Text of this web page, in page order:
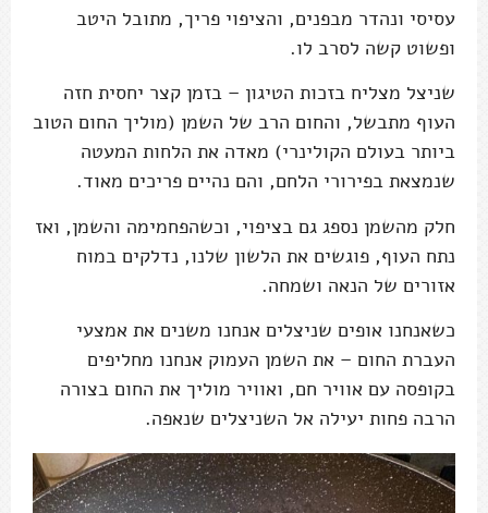
עסיסי ונהדר מבפנים, והציפוי פריך, מתובל היטב
ופשוט קשה לסרב לו.
שניצל מצליח בזכות הטיגון – בזמן קצר יחסית חזה
העוף מתבשל, והחום הרב של השמן (מוליך החום הטוב
ביותר בעולם הקולינרי) מאדה את הלחות המעטה
שנמצאת בפירורי הלחם, והם נהיים פריכים מאוד.
חלק מהשמן נספג גם בציפוי, וכשהפחמימה והשמן, ואז
נתח העוף, פוגשים את הלשון שלנו, נדלקים במוח
אזורים של הנאה ושמחה.
כשאנחנו אופים שניצלים אנחנו משנים את אמצעי
העברת החום – את השמן העמוק אנחנו מחליפים
בקופסה עם אוויר חם, ואוויר מוליך את החום בצורה
הרבה פחות יעילה אל השניצלים שנאפה.